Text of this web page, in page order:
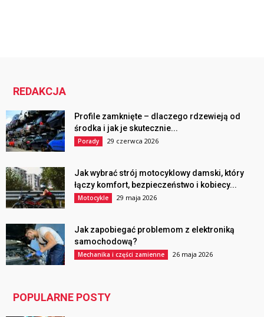
REDAKCJA
Profile zamknięte – dlaczego rdzewieją od
środka i jak je skutecznie...
Porady 29 czerwca 2026
Jak wybrać strój motocyklowy damski, który
łączy komfort, bezpieczeństwo i kobiecy...
Motocykle 29 maja 2026
Jak zapobiegać problemom z elektroniką
samochodową?
Mechanika i części zamienne 26 maja 2026
POPULARNE POSTY